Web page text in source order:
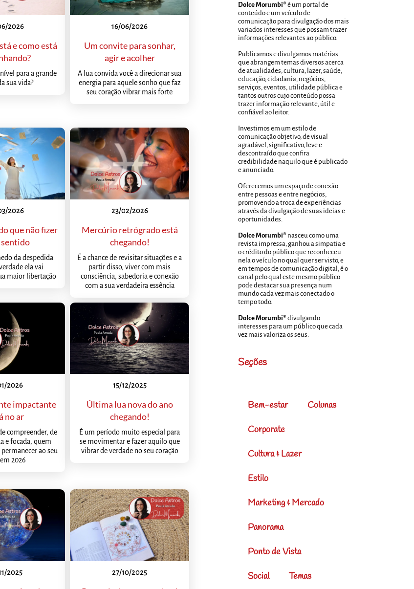
2026
e como está
para a grande
sua vida?
16/06/2026
Um convite para sonhar,
agir e acolher
A lua convida você a direcionar sua
energia para aquele sonho que faz
seu coração vibrar mais forte
2026
que não fizer
sentido
da despedida
ela vai
maior libertação
23/02/2026
Mercúrio retrógrado está
chegando!
É a chance de revisitar situações e a
partir disso, viver com mais
consciência, sabedoria e conexão
com a sua verdadeira essência
2026
impactante
no ar
compreender, de
e focada, quem
ao seu
2026
15/12/2025
Última lua nova do ano
chegando!
É um período muito especial para
se movimentar e fazer aquilo que
vibrar de verdade no seu coração
2025 27/10/2025
Dolce Morumbi® é um portal de
conteúdo e um veículo de
comunicação para divulgação dos mais
variados interesses que possam trazer
informações relevantes ao público.
Publicamos e divulgamos matérias
que abrangem temas diversos acerca
de atualidades, cultura, lazer, saúde,
educação, cidadania, negócios,
serviços, eventos, utilidade pública e
tantos outros cujo conteúdo possa
trazer informação relevante, útil e
confiável ao leitor.
Investimos em um estilo de
comunicação objetivo, de visual
agradável, significativo, leve e
descontraído que confira
credibilidade naquilo que é publicado
e anunciado.
Oferecemos um espaço de conexão
entre pessoas e entre negócios,
promovendo a troca de experiências
através da divulgação de suas ideias e
oportunidades.
Dolce Morumbi® nasceu como uma
revista impressa, ganhou a simpatia e
o crédito do público que reconheceu
nela o veículo no qual quer ser visto, e
em tempos de comunicação digital, é o
canal pelo qual este mesmo público
pode destacar sua presença num
mundo cada vez mais conectado o
tempo todo.
Dolce Morumbi® divulgando
interesses para um público que cada
vez mais valoriza os seus.
Seções
Bem-estar Colunas
Corporate
Cultura & Lazer
Estilo
Marketing & Mercado
Panorama
Ponto de Vista
Social Temas